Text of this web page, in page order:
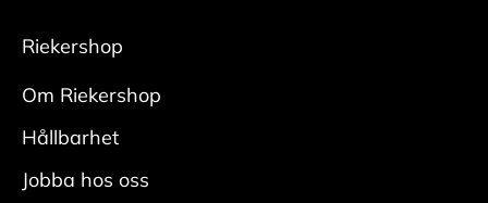
Riekershop
Om Riekershop
Hållbarhet
Jobba hos oss